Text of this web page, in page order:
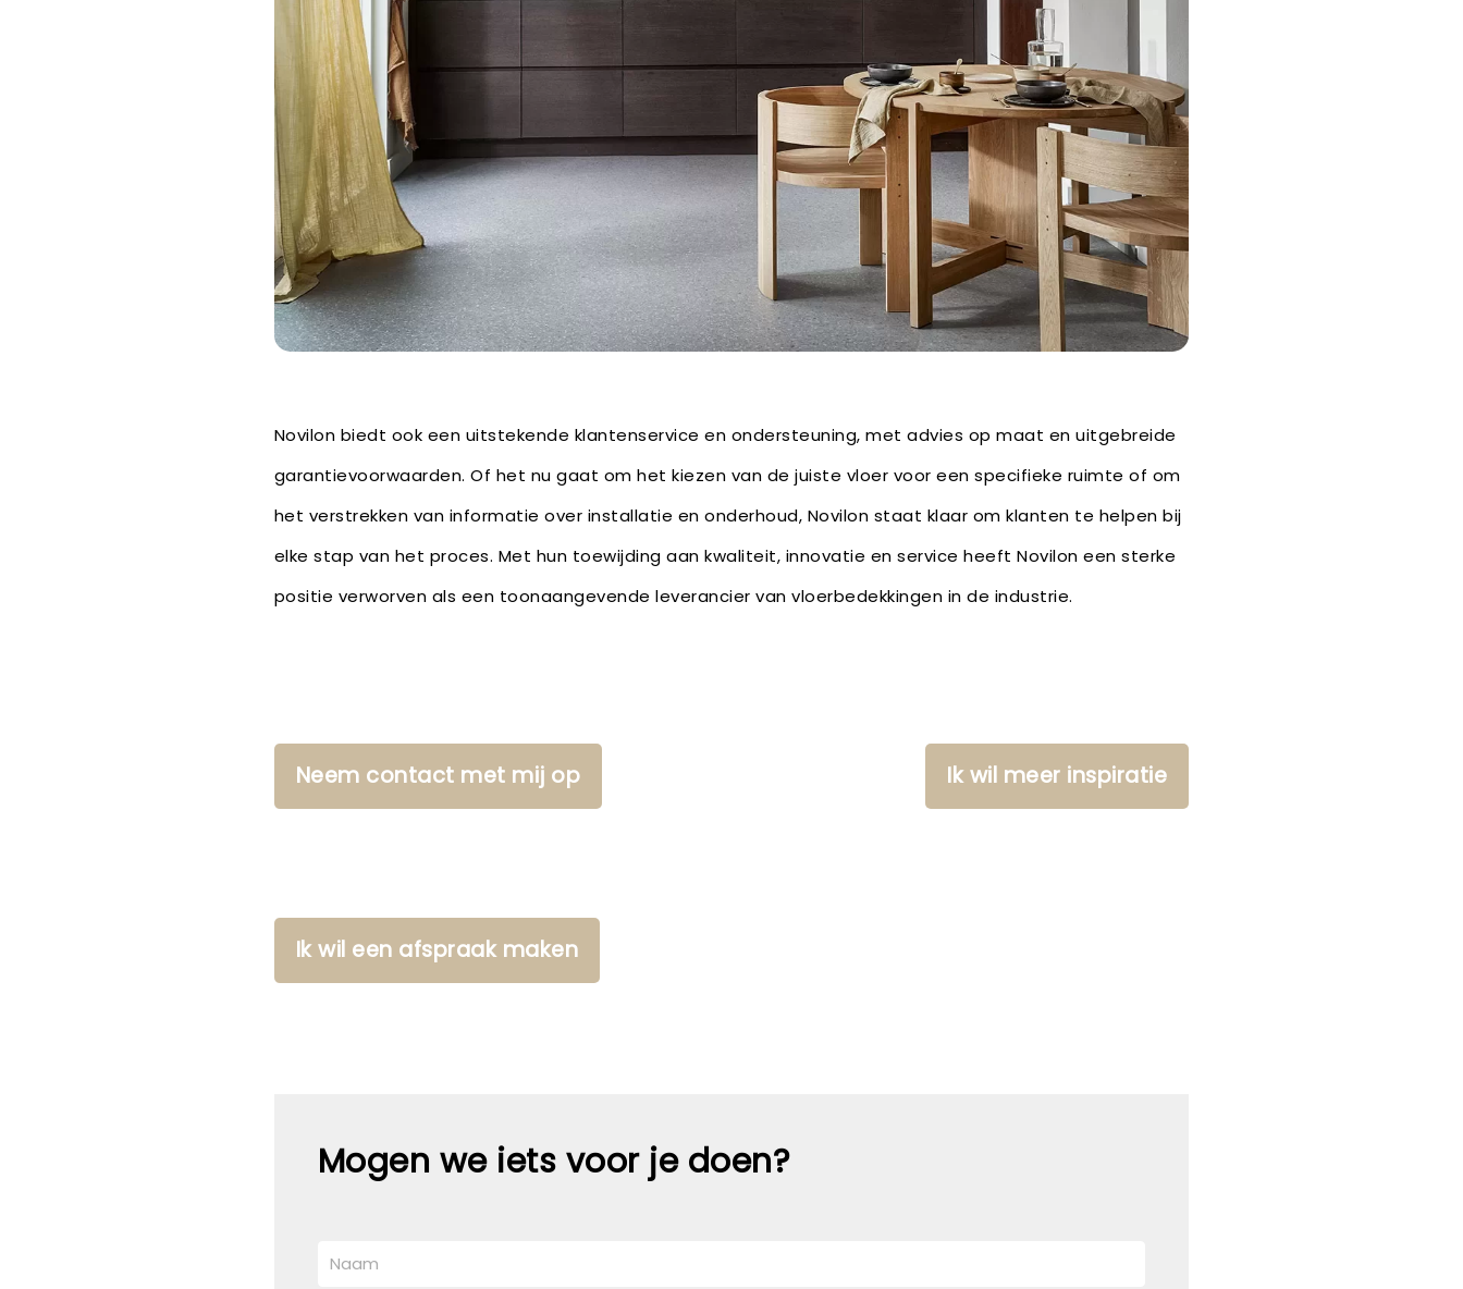
Novilon biedt ook een uitstekende klantenservice en ondersteuning, met advies op maat en uitgebreide
garantievoorwaarden. Of het nu gaat om het kiezen van de juiste vloer voor een specifieke ruimte of om
het verstrekken van informatie over installatie en onderhoud, Novilon staat klaar om klanten te helpen bij
elke stap van het proces. Met hun toewijding aan kwaliteit, innovatie en service heeft Novilon een sterke
positie verworven als een toonaangevende leverancier van vloerbedekkingen in de industrie.
Neem contact met mij op Ik wil meer inspiratie
Ik wil een afspraak maken
Mogen we iets voor je doen?